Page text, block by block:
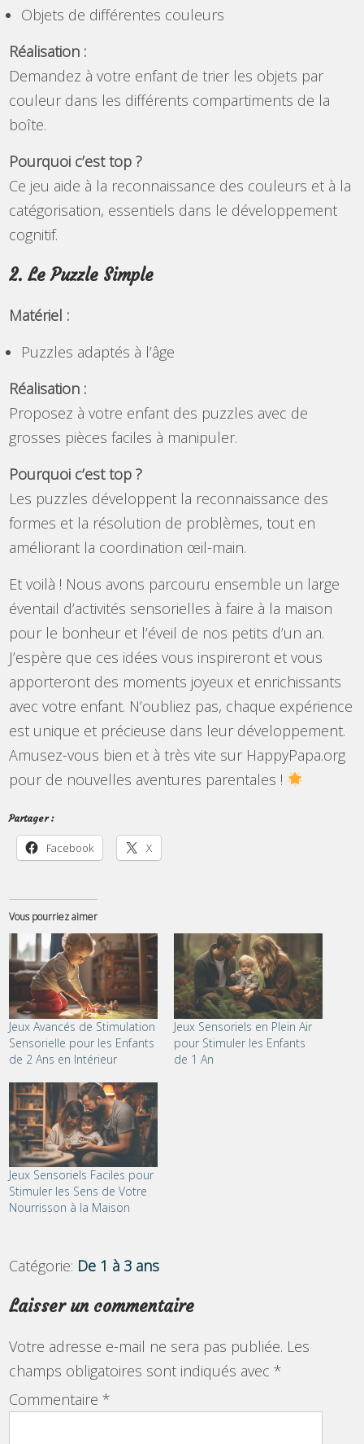
Objets de différentes couleurs
Réalisation :
Demandez à votre enfant de trier les objets par
couleur dans les différents compartiments de la
boîte.
Pourquoi c’est top ?
Ce jeu aide à la reconnaissance des couleurs et à la
catégorisation, essentiels dans le développement
cognitif.
2. Le Puzzle Simple
Matériel :
Puzzles adaptés à l’âge
Réalisation :
Proposez à votre enfant des puzzles avec de
grosses pièces faciles à manipuler.
Pourquoi c’est top ?
Les puzzles développent la reconnaissance des
formes et la résolution de problèmes, tout en
améliorant la coordination œil-main.
Et voilà ! Nous avons parcouru ensemble un large
éventail d’activités sensorielles à faire à la maison
pour le bonheur et l’éveil de nos petits d’un an.
J’espère que ces idées vous inspireront et vous
apporteront des moments joyeux et enrichissants
avec votre enfant. N’oubliez pas, chaque expérience
est unique et précieuse dans leur développement.
Amusez-vous bien et à très vite sur HappyPapa.org
pour de nouvelles aventures parentales !
Partager :
Facebook X
Vous pourriez aimer
Jeux Avancés de Stimulation
Sensorielle pour les Enfants
de 2 Ans en Intérieur
Jeux Sensoriels en Plein Air
pour Stimuler les Enfants
de 1 An
Jeux Sensoriels Faciles pour
Stimuler les Sens de Votre
Nourrisson à la Maison
Catégorie: De 1 à 3 ans
Laisser un commentaire
Votre adresse e-mail ne sera pas publiée. Les
champs obligatoires sont indiqués avec*
Commentaire*